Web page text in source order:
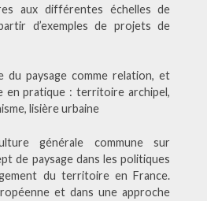
aux différentes échelles de
d’exemples de projets de
du paysage comme relation, et
en pratique : territoire archipel,
lisière urbaine
générale commune sur
de paysage dans les politiques
du territoire en France.
et dans une approche